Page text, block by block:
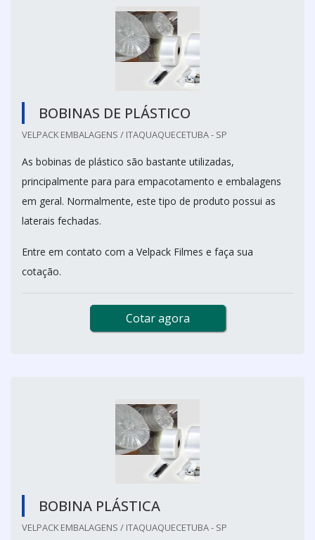
BOBINAS DE PLÁSTICO
VELPACK EMBALAGENS / ITAQUAQUECETUBA - SP
As bobinas de plástico são bastante utilizadas,
principalmente para para empacotamento e embalagens
em geral. Normalmente, este tipo de produto possui as
laterais fechadas.
Entre em contato com a Velpack Filmes e faça sua
cotação.
Cotar agora
BOBINA PLÁSTICA
VELPACK EMBALAGENS / ITAQUAQUECETUBA - SP